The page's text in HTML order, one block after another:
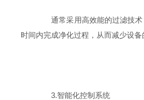
通常采用高效能的过滤技术
时间内完成净化过程，从而减少设备
3.智能化控制系统